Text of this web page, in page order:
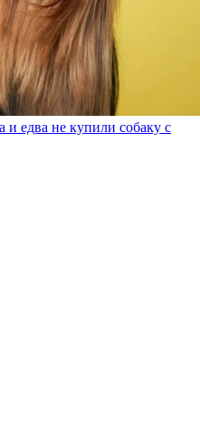
и едва не купили собаку с